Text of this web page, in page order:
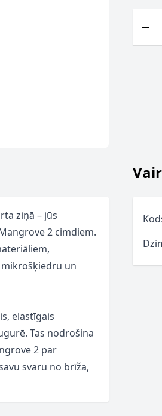
ziņā – jūs
2 cimdiem.
un
elastīgais
Tas nodrošina
2 par
svaru no brīža,